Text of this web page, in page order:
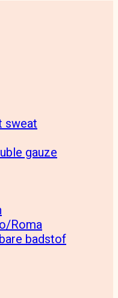
sweat
gauze
Roma
badstof